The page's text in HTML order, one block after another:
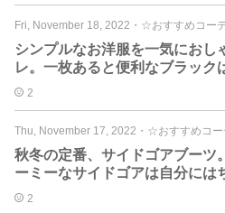
Fri, November 18, 2022 ・ ☆おすすめコー
シンプルなお洋服を一気におし
レ。一枚あると便利なブラック
2
Thu, November 17, 2022 ・ ☆おすすめコ
秋冬の定番、サイドゴアブーツ
ーミーなサイドゴアは自分には
2